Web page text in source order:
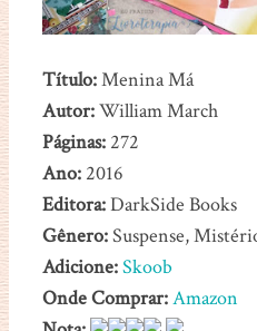
Título:Menina Má
Autor:William March
Páginas:272
Ano:2016
Editora:DarkSide Books
Gênero:Suspense,
Adicione:Skoob
Onde Comprar:Amazon